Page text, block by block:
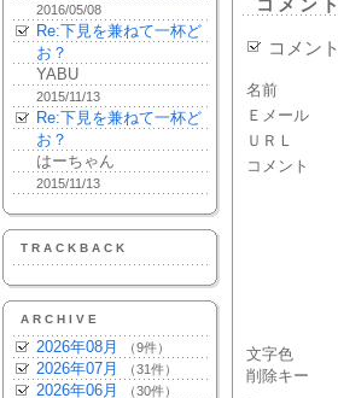
2016/05/08
Re:下見を兼ねて一杯ど
お？
YABU
2015/11/13
Re:下見を兼ねて一杯ど
お？
はーちゃん
2015/11/13
TRACKBACK
ARCHIVE
2026年08月 （9件）
2026年07月 （31件）
2026年06月 （30件）
コメン
コメン
名前
Ｅメール
ＵＲＬ
コメント
文字色
削除キー